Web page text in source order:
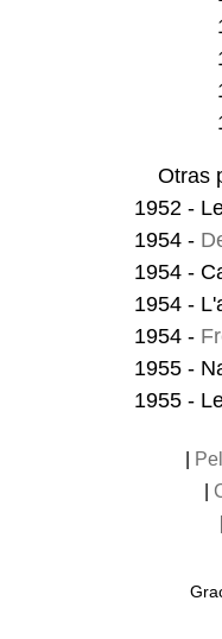
Otras
1952 -
1954 -
1954 -
1954 -
1954 -
1955 -
1955 -